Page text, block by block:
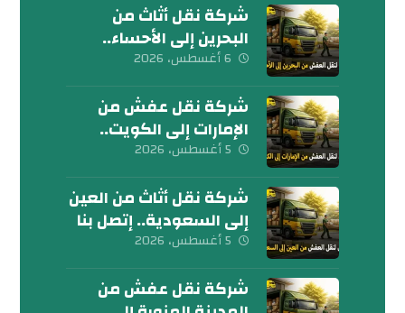
شركة نقل أثاث من
البحرين إلى الأحساء..
إتصل بنا الآن
6 أغسطس، 2026
شركة نقل عفش من
الإمارات إلى الكويت..
تواصل معنا الآن
5 أغسطس، 2026
شركة نقل أثاث من العين
إلى السعودية.. إتصل بنا
اليوم
5 أغسطس، 2026
شركة نقل عفش من